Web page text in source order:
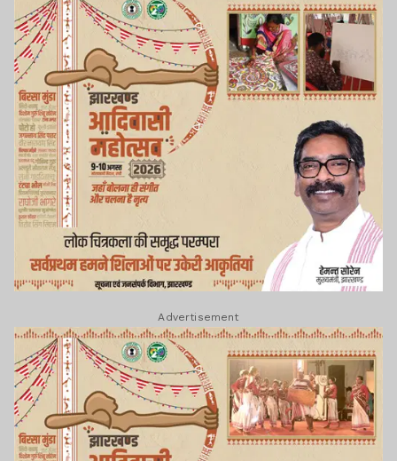
Advertisement